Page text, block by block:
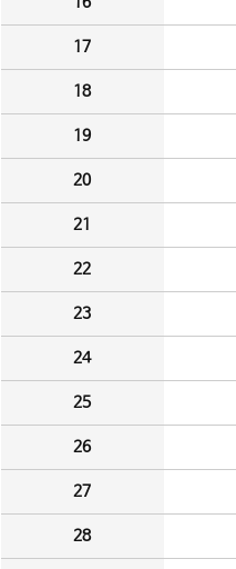
17
18
19
20
21
22
23
24
25
26
27
28